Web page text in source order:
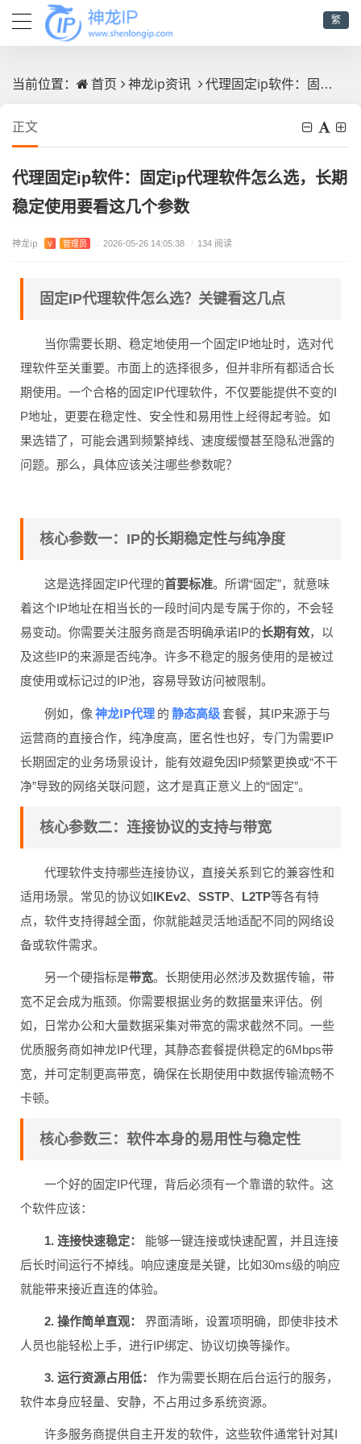
繁
当前位置： 首页 神龙ip资讯 代理固定ip软件：固定ip代理软件怎么选，长期稳定使用要看这几个参数
正文
代理固定ip软件：固定ip代理软件怎么选，长期
稳定使用要看这几个参数
神龙ip V 管理员 / 2026-05-26 14:05:38 / 134 阅读
固定IP代理软件怎么选？关键看这几点
当你需要长期、稳定地使用一个固定IP地址时，选对代
理软件至关重要。市面上的选择很多，但并非所有都适合长
期使用。一个合格的固定IP代理软件，不仅要能提供不变的I
P地址，更要在稳定性、安全性和易用性上经得起考验。如
果选错了，可能会遇到频繁掉线、速度缓慢甚至隐私泄露的
问题。那么，具体应该关注哪些参数呢？
核心参数一：IP的长期稳定性与纯净度
这是选择固定IP代理的首要标准。所谓“固定”，就意味
着这个IP地址在相当长的一段时间内是专属于你的，不会轻
易变动。你需要关注服务商是否明确承诺IP的长期有效，以
及这些IP的来源是否纯净。许多不稳定的服务使用的是被过
度使用或标记过的IP池，容易导致访问被限制。
例如，像 神龙IP代理 的 静态高级 套餐，其IP来源于与
运营商的直接合作，纯净度高，匿名性也好，专门为需要IP
长期固定的业务场景设计，能有效避免因IP频繁更换或“不干
净”导致的网络关联问题，这才是真正意义上的“固定”。
核心参数二：连接协议的支持与带宽
代理软件支持哪些连接协议，直接关系到它的兼容性和
适用场景。常见的协议如IKEv2、 SSTP、 L2TP等各有特
点，软件支持得越全面，你就能越灵活地适配不同的网络设
备或软件需求。
另一个硬指标是带宽。长期使用必然涉及数据传输，带
宽不足会成为瓶颈。你需要根据业务的数据量来评估。例
如，日常办公和大量数据采集对带宽的需求截然不同。一些
优质服务商如神龙IP代理，其静态套餐提供稳定的6Mbps带
宽，并可定制更高带宽，确保在长期使用中数据传输流畅不
卡顿。
核心参数三：软件本身的易用性与稳定性
一个好的固定IP代理，背后必须有一个靠谱的软件。这
个软件应该：
1. 连接快速稳定：
能够一键连接或快速配置，并且连接
后长时间运行不掉线。响应速度是关键，比如30ms级的响应
就能带来接近直连的体验。
2. 操作简单直观：
界面清晰，设置项明确，即使非技术
人员也能轻松上手，进行IP绑定、协议切换等操作。
3. 运行资源占用低：
作为需要长期在后台运行的服务，
软件本身应轻量、安静，不占用过多系统资源。
许多服务商提供自主开发的软件，这些软件通常针对其I